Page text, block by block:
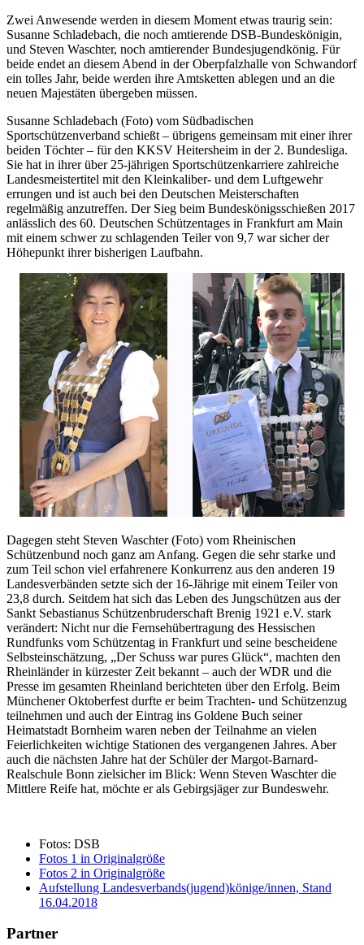
Zwei Anwesende werden in diesem Moment etwas traurig sein:
Susanne Schladebach, die noch amtierende DSB-Bundeskönigin,
und Steven Waschter, noch amtierender Bundesjugendkönig. Für
beide endet an diesem Abend in der Oberpfalzhalle von Schwandorf
ein tolles Jahr, beide werden ihre Amtsketten ablegen und an die
neuen Majestäten übergeben müssen.
Susanne Schladebach (Foto) vom Südbadischen
Sportschützenverband schießt – übrigens gemeinsam mit einer ihrer
beiden Töchter – für den KKSV Heitersheim in der 2. Bundesliga.
Sie hat in ihrer über 25-jährigen Sportschützenkarriere zahlreiche
Landesmeistertitel mit den Kleinkaliber- und dem Luftgewehr
errungen und ist auch bei den Deutschen Meisterschaften
regelmäßig anzutreffen. Der Sieg beim Bundeskönigsschießen 2017
anlässlich des 60. Deutschen Schützentages in Frankfurt am Main
mit einem schwer zu schlagenden Teiler von 9,7 war sicher der
Höhepunkt ihrer bisherigen Laufbahn.
Dagegen steht Steven Waschter (Foto) vom Rheinischen
Schützenbund noch ganz am Anfang. Gegen die sehr starke und
zum Teil schon viel erfahrenere Konkurrenz aus den anderen 19
Landesverbänden setzte sich der 16-Jährige mit einem Teiler von
23,8 durch. Seitdem hat sich das Leben des Jungschützen aus der
Sankt Sebastianus Schützenbruderschaft Brenig 1921 e.V. stark
verändert: Nicht nur die Fernsehübertragung des Hessischen
Rundfunks vom Schützentag in Frankfurt und seine bescheidene
Selbsteinschätzung, „Der Schuss war pures Glück“, machten den
Rheinländer in kürzester Zeit bekannt – auch der WDR und die
Presse im gesamten Rheinland berichteten über den Erfolg. Beim
Münchener Oktoberfest durfte er beim Trachten- und Schützenzug
teilnehmen und auch der Eintrag ins Goldene Buch seiner
Heimatstadt Bornheim waren neben der Teilnahme an vielen
Feierlichkeiten wichtige Stationen des vergangenen Jahres. Aber
auch die nächsten Jahre hat der Schüler der Margot-Barnard-
Realschule Bonn zielsicher im Blick: Wenn Steven Waschter die
Mittlere Reife hat, möchte er als Gebirgsjäger zur Bundeswehr.
Fotos: DSB
Fotos 1 in Originalgröße
Fotos 2 in Originalgröße
Aufstellung Landesverbands(jugend)könige/innen, Stand
16.04.2018
Partner